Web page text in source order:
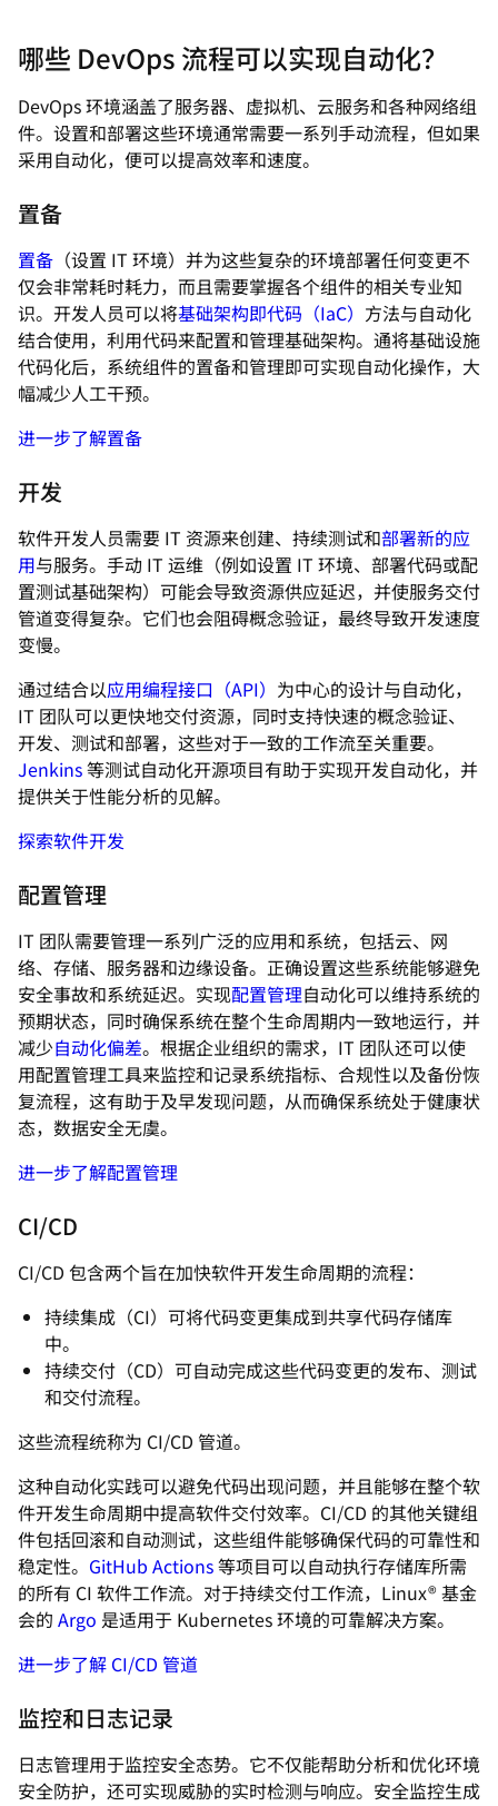
哪些 DevOps 流程可以实现自动化？
DevOps 环境涵盖了服务器、虚拟机、云服务和各种网络组
件。设置和部署这些环境通常需要一系列手动流程，但如果
采用自动化，便可以提高效率和速度。
置备
置备 （设置 IT 环境）并为这些复杂的环境部署任何变更不
仅会非常耗时耗力，而且需要掌握各个组件的相关专业知
识。开发人员可以将基础架构即代码（IaC） 方法与自动化
结合使用，利用代码来配置和管理基础架构。通将基础设施
代码化后，系统组件的置备和管理即可实现自动化操作，大
幅减少人工干预。
进一步了解置备
开发
软件开发人员需要 IT 资源来创建、持续测试和部署新的应
用与服务。手动 IT 运维（例如设置 IT 环境、部署代码或配
置测试基础架构）可能会导致资源供应延迟，并使服务交付
管道变得复杂。它们也会阻碍概念验证，最终导致开发速度
变慢。
通过结合以应用编程接口（API） 为中心的设计与自动化，
IT 团队可以更快地交付资源，同时支持快速的概念验证、
开发、测试和部署，这些对于一致的工作流至关重要。
Jenkins等测试自动化开源项目有助于实现开发自动化，并
提供关于性能分析的见解。
探索软件开发
配置管理
IT 团队需要管理一系列广泛的应用和系统，包括云、网
络、存储、服务器和边缘设备。正确设置这些系统能够避免
安全事故和系统延迟。实现配置管理自动化可以维持系统的
预期状态，同时确保系统在整个生命周期内一致地运行，并
减少自动化偏差。根据企业组织的需求，IT 团队还可以使
用配置管理工具来监控和记录系统指标、合规性以及备份恢
复流程，这有助于及早发现问题，从而确保系统处于健康状
态，数据安全无虞。
进一步了解配置管理
CI/CD
CI/CD 包含两个旨在加快软件开发生命周期的流程：
持续集成（CI）可将代码变更集成到共享代码存储库
中。
持续交付（CD）可自动完成这些代码变更的发布、测试
和交付流程。
这些流程统称为 CI/CD 管道。
这种自动化实践可以避免代码出现问题，并且能够在整个软
件开发生命周期中提高软件交付效率。CI/CD 的其他关键组
件包括回滚和自动测试，这些组件能够确保代码的可靠性和
稳定性。 GitHub Actions等项目可以自动执行存储库所需
的所有 CI 软件工作流。对于持续交付工作流，Linux® 基金
会的 Argo 是适用于 Kubernetes 环境的可靠解决方案。
进一步了解 CI/CD 管道
监控和日志记录
日志管理用于监控安全态势。它不仅能帮助分析和优化环境
安全防护，还可实现威胁的实时检测与响应。安全监控生成